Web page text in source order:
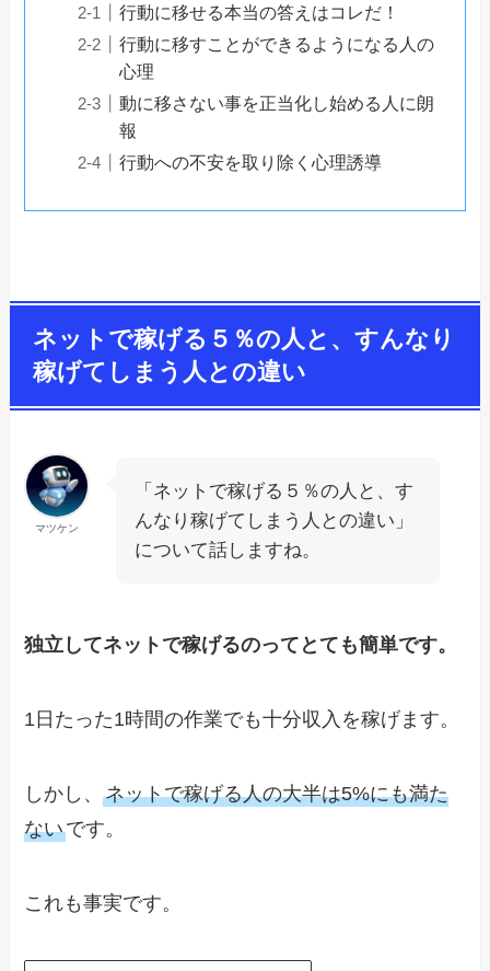
行動に移せる本当の答えはコレだ！
行動に移すことができるようになる人の
心理
動に移さない事を正当化し始める人に朗
報
行動への不安を取り除く心理誘導
ネットで稼げる５％の人と、すんなり
稼げてしまう人との違い
マツケン
「ネットで稼げる５％の人と、す
んなり稼げてしまう人との違い」
について話しますね。
独立してネットで稼げるのってとても簡単です。
1日たった1時間の作業でも十分収入を稼げます。
しかし、ネットで稼げる人の大半は5%にも満た
ないです。
これも事実です。